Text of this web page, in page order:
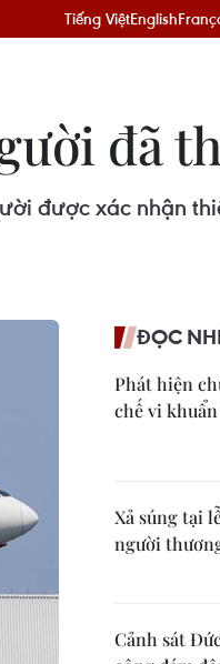
Tiếng ViệtEnglish
đã
được xác nhận
ĐỌC
Phát hiện
chế vi
Xả súng tại
người
Cảnh sát